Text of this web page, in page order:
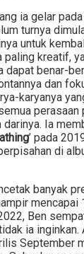
ia gelar
turnya
untuk
paling kreatif,
dapat benar-
dan
karyanya
perasaan
Ia
’ pada
di
banyak
mencapai
Ben
ia inginkan.
September